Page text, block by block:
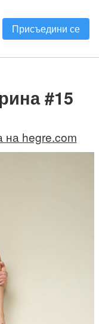
Присъедини се
#15
на hegre.com